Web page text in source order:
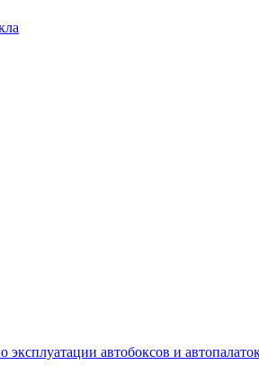
эксплуатации автобоксов и